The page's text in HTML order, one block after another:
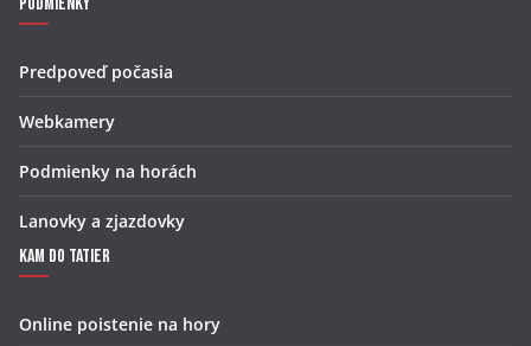
Predpoveď počasia
Webkamery
Podmienky na horách
Lanovky a zjazdovky
Kam do Tatier
Online poistenie na hory